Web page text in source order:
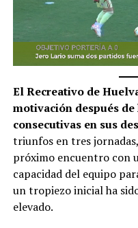
El Recreativo de
motivación después
consecutivas en sus
triunfos en tres
próximo encuentro con
capacidad del equipo
un tropiezo inicial ha
elevado.